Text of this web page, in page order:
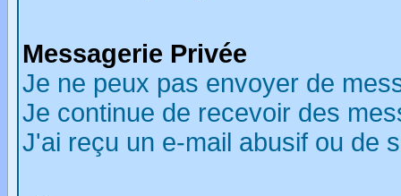
Messagerie Privée
Je ne peux pas envoyer de
Je continue de recevoir des
J'ai reçu un e-mail abusif ou de